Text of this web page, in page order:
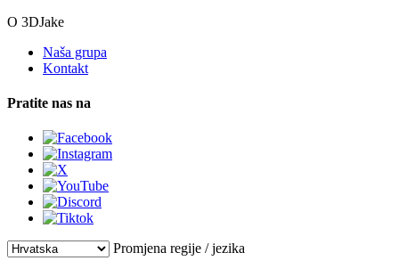
O 3DJake
Naša grupa
Kontakt
Pratite nas na
Promjena regije / jezika